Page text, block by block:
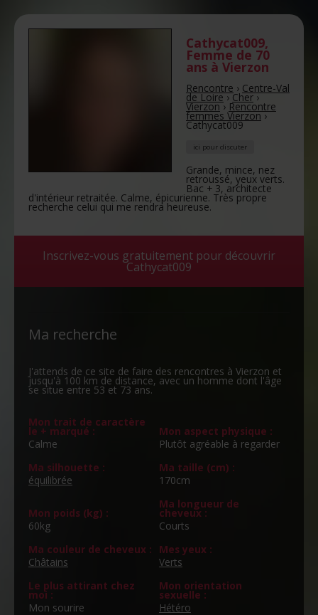
Cathycat009,
Femme de 70
ans à Vierzon
Rencontre › Centre-Val
de Loire›Cher›
Vierzon› Rencontre
femmes Vierzon›
Cathycat009
ici pour discuter
Grande, mince, nez
retroussé, yeux verts.
Bac + 3, architecte
d'intérieur retraitée. Calme, épicurienne. Très propre
recherche celui qui me rendra heureuse.
Inscrivez-vous gratuitement pour découvrir
Cathycat009
Ma recherche
J'attends de ce site de faire des rencontres à Vierzon et
jusqu'à 100 km de distance, avec un homme dont l'âge
se situe entre 53 et 73 ans.
Mon trait de caractère
le + marqué :
Calme
Mon aspect physique :
Plutôt agréable à regarder
Ma silhouette :
équilibrée
Ma taille (cm) :
170cm
Mon poids (kg) :
60kg
Ma longueur de
cheveux :
Courts
Ma couleur de cheveux :
Châtains
Mes yeux :
Verts
Le plus attirant chez
moi :
Mon sourire
Mon orientation
sexuelle :
Hétéro